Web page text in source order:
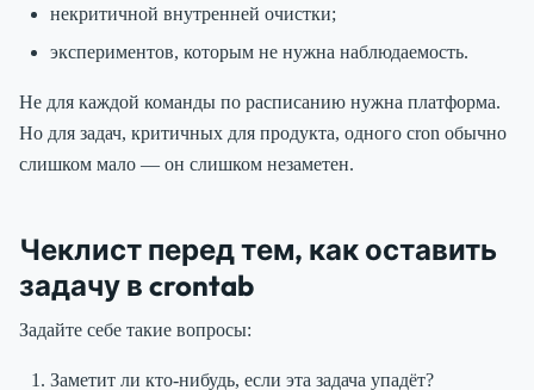
некритичной внутренней очистки;
экспериментов, которым не нужна наблюдаемость.
Не для каждой команды по расписанию нужна платформа.
Но для задач, критичных для продукта, одного cron обычно
слишком мало — он слишком незаметен.
Чеклист перед тем, как оставить
задачу в crontab
Задайте себе такие вопросы:
Заметит ли кто-нибудь, если эта задача упадёт?